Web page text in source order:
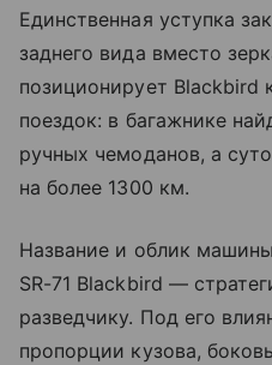
Единственная уступка
заднего вида вместо
позиционирует Blackbird
поездок: в багажнике
ручных чемоданов, а
на более 1300 км.
Название и облик
SR-71 Blackbird —
разведчику. Под его
пропорции кузова,